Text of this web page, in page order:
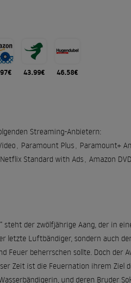
43.99€ 46.58€
Streaming-Anbietern:
, Paramount Plus, Paramount+
Netflix Standard with Ads, Amazon
steht der zwölfjährige Aang, der in
letzte Luftbändiger, sondern auch
Feuer beherrschen sollte. Doch der
Zeit ist die Feuernation ihrem
und deren Bruder